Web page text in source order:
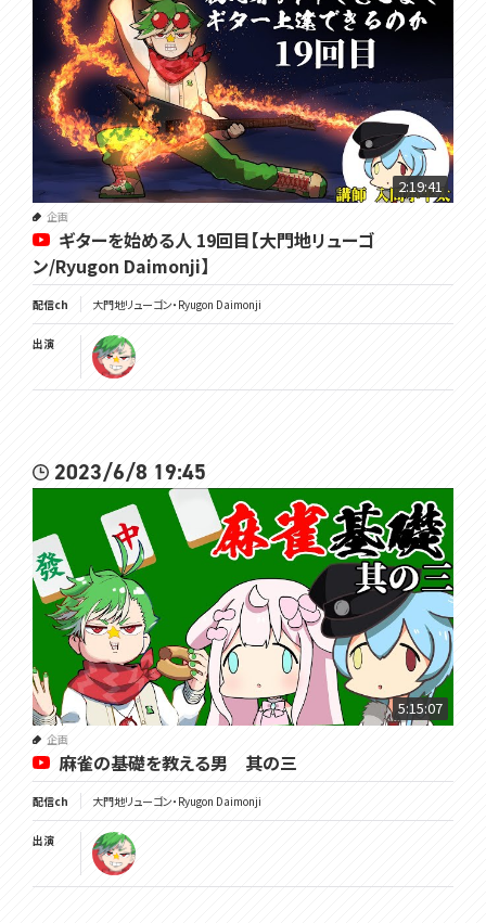
2:19:41
企画
ギターを始める人 19回目【大門地リューゴ
ン/Ryugon Daimonji】
配信ch 大門地リューゴン・Ryugon Daimonji
出演
2023/6/8 19:45
5:15:07
企画
麻雀の基礎を教える男 其の三
配信ch 大門地リューゴン・Ryugon Daimonji
出演